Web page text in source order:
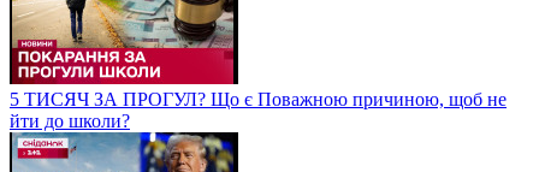
5 ТИСЯЧ ЗА ПРОГУЛ? Що є Поважною причиною, щоб не
йти до школи?